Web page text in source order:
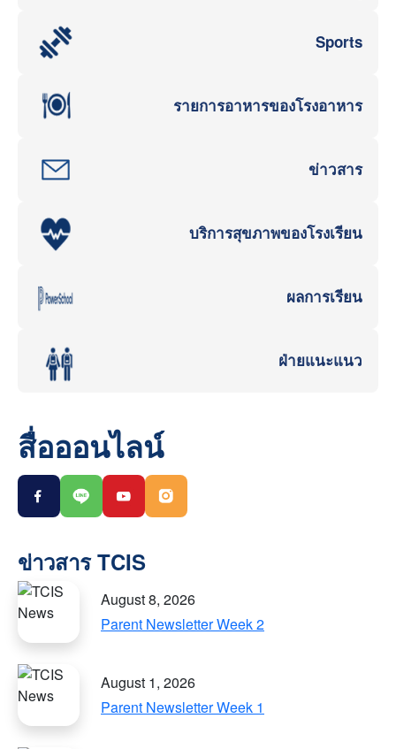
Sports
รายการอาหารของโรงอาหาร
ข่าวสาร
บริการสุขภาพของโรงเรียน
ผลการเรียน
ฝ่ายแนะแนว
สื่อออนไลน์
August 8, 2026
Parent Newsletter Week 2
August 1, 2026
Parent Newsletter Week 1